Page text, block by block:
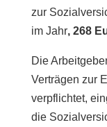
zur
im Jahr, 268
Die
Verträgen zur
verpflichtet,
die